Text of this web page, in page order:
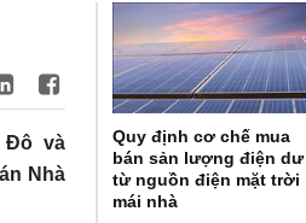
Đô và
Nhà
Quy định cơ chế mua
bán sản lượng điện dư
từ nguồn điện mặt trời
mái nhà